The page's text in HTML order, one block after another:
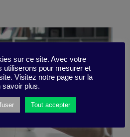
sur ce site. Avec votre
utiliserons pour mesurer et
Visitez notre page sur la
savoir plus.
Tout accepter